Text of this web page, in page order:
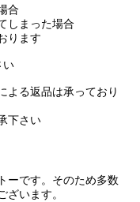
合
しまった場合
ります
い
よる返品は承っており
下さい
ーです。そのため多数
います。